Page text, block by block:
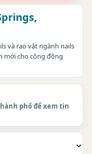
và rao vặt ngành nails
mới cho cộng đồng
phố để xem tin